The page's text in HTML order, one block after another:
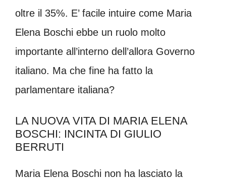
oltre il 35%. E’ facile intuire come Maria
Elena Boschi ebbe un ruolo molto
importante all’interno dell’allora Governo
italiano. Ma che fine ha fatto la
parlamentare italiana?
LA NUOVA VITA DI MARIA ELENA
BOSCHI: INCINTA DI GIULIO
BERRUTI
Maria Elena Boschi non ha lasciato la